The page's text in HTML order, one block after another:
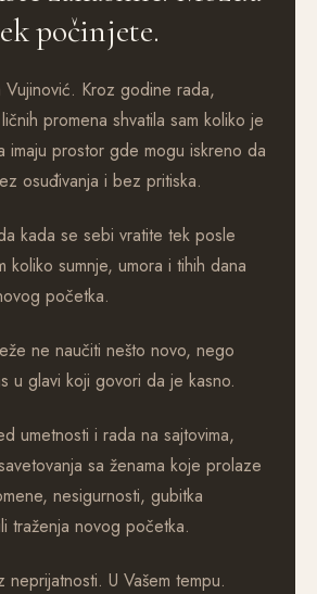
počinjete.
Vujinović. Kroz godine rada,
promena shvatila sam koliko je
imaju prostor gde mogu iskreno da
osuđivanja i bez pritiska.
kada se sebi vratite tek posle
koliko sumnje, umora i tihih dana
početka.
ne naučiti nešto novo, nego
u glavi koji govori da je kasno.
umetnosti i rada na sajtovima,
sa ženama koje prolaze
nesigurnosti, gubitka
traženja novog početka.
U Vašem tempu.